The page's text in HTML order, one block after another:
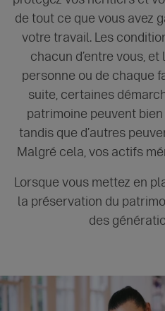
de tout ce que vous avez
votre travail. Les
chacun d’entre vous,
personne ou de chaque
suite, certaines
patrimoine peuvent
tandis que d’autres
Malgré cela, vos actifs
Lorsque vous mettez en
la préservation du
des